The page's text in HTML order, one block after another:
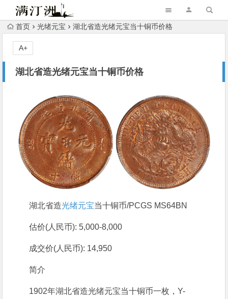
首页 光绪元宝 湖北省造光绪元宝当十铜币价格
湖北省造光绪元宝当十铜币价格
A+
湖北省造光绪元宝当十铜币/PCGS MS64BN
估价(人民币): 5,000-8,000
成交价(人民币): 14,950
简介
1902年湖北省造光绪元宝当十铜币一枚，Y-